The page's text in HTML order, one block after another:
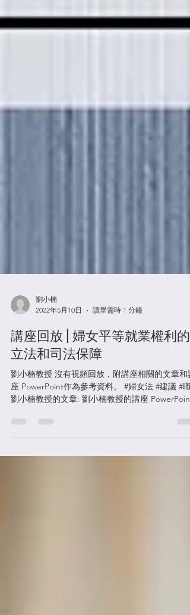
劉小楠
2022年5月10日
讀畢需時 1 分鐘
講座回放 | 婦女平等就業權利的
立法和司法保障
劉小楠教授 沒有視頻回放，附講座相關的文章和講
劉小楠教授的文章: 劉小楠教授的講座 PowerPoint: